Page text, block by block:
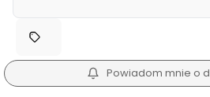
Powiadom mnie o